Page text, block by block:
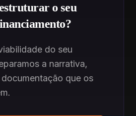
o seu
do seu
a narrativa,
que os